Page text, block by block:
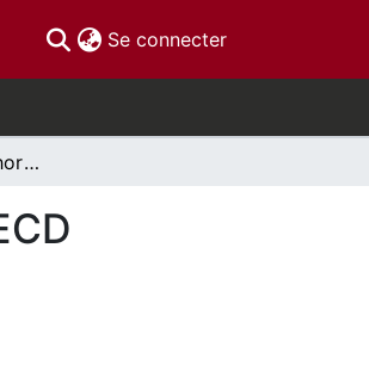
Se connecter(current)
Working Longer or Shorter: New Face of Retirement in OECD countries